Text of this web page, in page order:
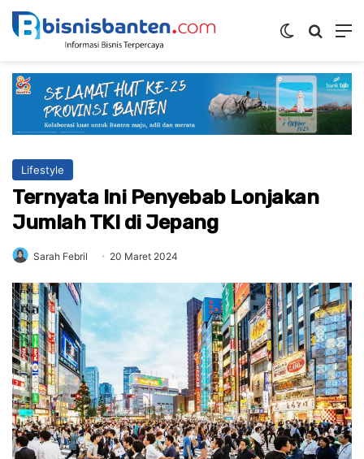
Switch skin
Lifestyle
Ternyata Ini Penyebab Lonjakan
Jumlah TKI di Jepang
Sarah Febril 20 Maret 2024